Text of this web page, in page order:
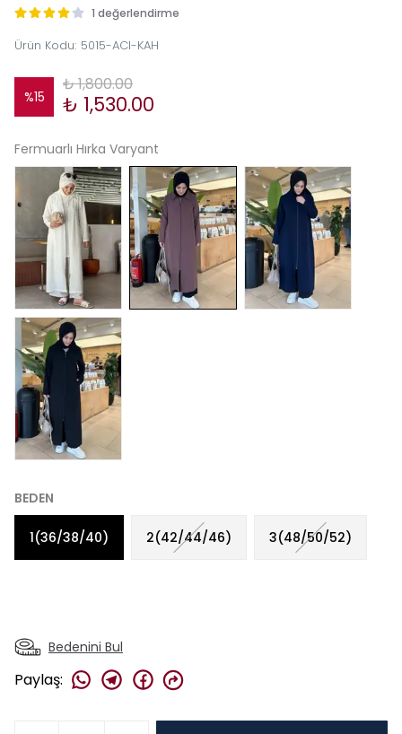
1 değerlendirme
Ürün Kodu: 5015-ACI-KAH
%15
₺ 1,800.00
₺ 1,530.00
Fermuarlı Hırka Varyant
BEDEN
1(36/38/40) 2(42/44/46) 3(48/50/52)
Bedenini Bul
Paylaş: